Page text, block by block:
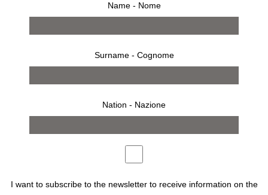
PRESS CONDIZIONI PRIVACY LEGAL
FOLLOW US
Name - Nome
Surname - Cognome
Nation - Nazione
I want to subscribe to the newsletter to receive information on the